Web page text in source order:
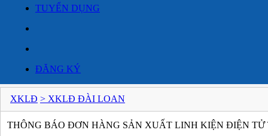
TUYỂN DỤNG
ĐĂNG KÝ
XKLĐ > XKLĐ ĐÀI LOAN
THÔNG BÁO ĐƠN HÀNG SẢN XUẤT LINH KIỆN ĐIỆN